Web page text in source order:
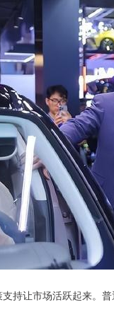
持让市场活跃起来。